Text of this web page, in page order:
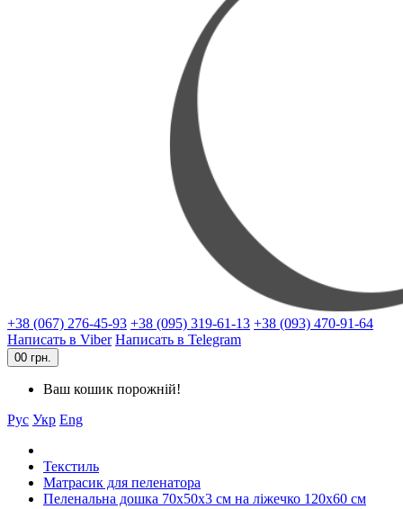
+38 (067) 276-45-93 +38 (095) 319-61-13 +38 (093) 470-91-64
Написать в Viber Написать в Telegram
00 грн.
Ваш кошик порожній!
Рус Укр Eng
Текстиль
Матрасик для пеленатора
Пеленальна дошка 70x50x3 см на ліжечко 120x60 см